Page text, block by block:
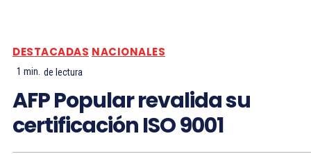
DESTACADAS NACIONALES
1 min. de lectura
AFP Popular revalida su
certificación ISO 9001